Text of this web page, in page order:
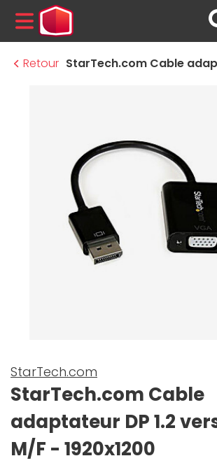
MENU
Retour
StarTech.com
StarTech.com Cable
adaptateur DP 1.2
M/F - 1920x1200